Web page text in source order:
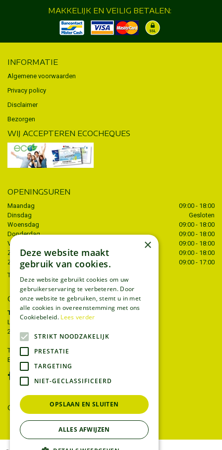
MAKKELIJK EN VEILIG BETALEN:
INFORMATIE
Algemene voorwaarden
Privacy policy
Disclaimer
Bezorgen
WIJ ACCEPTEREN ECOCHEQUES
OPENINGSUREN
Maandag
09:00 - 18:00
Dinsdag
Gesloten
Woensdag
09:00 - 18:00
Donderdag
09:00 - 18:00
Vrijdag
09:00 - 18:00
Zaterdag
09:00 - 18:00
Zondag
09:00 - 17:00
Toon alle openingstijden
CONTACT
Tuincentrum Thiels
Liersesteenweg 68
2221 Heist-op-den-berg
T.
015 22 27 52
E.
GEEF UW MENING
×
Deze website maakt
gebruik van cookies.
Deze website gebruikt cookies om uw
gebruikerservaring te verbeteren. Door
onze website te gebruiken, stemt u in met
alle cookies in overeenstemming met ons
Cookiebeleid. Lees verder
STRIKT NOODZAKELIJK
PRESTATIE
TARGETING
NIET-GECLASSIFICEERD
OPSLAAN EN SLUITEN
ALLES AFWIJZEN